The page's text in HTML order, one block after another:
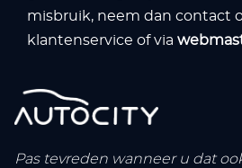
misbruik, neem dan contact
klantenservice of via
Pas tevreden wanneer u dat